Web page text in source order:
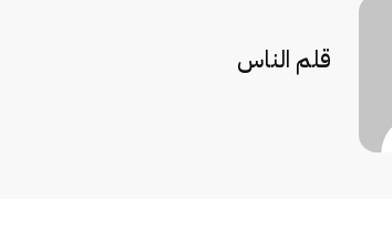
قلم الناس